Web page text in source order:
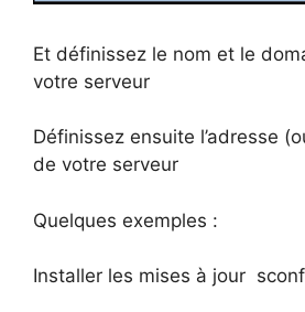
Et définissez le nom et le
votre serveur
Définissez ensuite l’adresse
de votre serveur
Quelques exemples :
Installer les mises à jour